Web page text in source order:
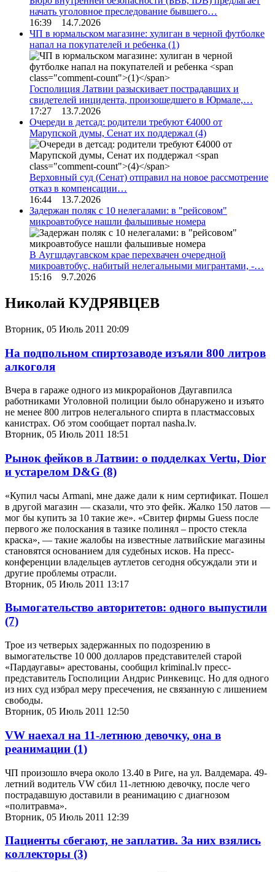
начать уголовное преследование бывшего…
16:39 14.7.2026
ЧП в юрмальском магазине: хулиган в черной футболке
напал на покупателей и ребенка (1)
Госполиция Латвии разыскивает пострадавших и
свидетелей инцидента, произошедшего в Юрмале,…
17:27 13.7.2026
Очереди в детсад: родители требуют €4000 от
Марупской думы, Сенат их поддержал (4)
Верховный суд (Сенат) отправил на новое рассмотрение
отказ в компенсации…
16:44 13.7.2026
Задержан поляк с 10 нелегалами: в "рейсовом"
микроавтобусе нашли фальшивые номера
В Аугшдаугавском крае перехвачен очередной
микроавтобус, набитый нелегальными мигрантами, -…
15:16 9.7.2026
Николай КУДРЯВЦЕВ
Вторник, 05 Июль 2011 20:09
На подпольном спиртозаводе изъяли 800 литров
алкоголя
Вчера в гараже одного из микрорайонов Даугавпилса
работниками Уголовной полиции было обнаружено и изъято
не менее 800 литров нелегального спирта в пластмассовых
канистрах. Об этом сообщает портал nasha.lv.
Вторник, 05 Июль 2011 18:51
Рынок фейков в Латвии: о подделках Vertu, Dior
и устарелом D&G (8)
«Купил часы Armani, мне даже дали к ним сертификат. Пошел
в другой магазин — сказали, что это фейк. Жалко 150 латов —
мог бы купить за 10 такие же». «Свитер фирмы Guess после
первого же полоскания в тазике полинял – просто стекла
краска», — такие жалобы на известные латвийские магазины
становятся основанием для судебных исков. На пресс-
конференции владельцев аутлетов сегодня обсуждали эти и
другие проблемы отрасли.
Вторник, 05 Июль 2011 13:17
Вымогательство авторитетов: одного выпустили
(7)
Трое из четверых задержанных по подозрению в
вымогательстве 10 000 долларов представителей старой
«Пардаугавы» арестованы, сообщил kriminal.lv пресс-
представитель Госполиции Андрис Ринкевицс. Но для одного
из них суд избрал меру пресечения, не связанную с лишением
свободы.
Вторник, 05 Июль 2011 12:50
VW наехал на 11-летнюю девочку, она в
реанимации (1)
ЧП произошло вчера около 13.40 в Риге, на ул. Валдемара. 49-
летний водитель VW сбил 11-летнюю девочку, после чего
пострадавшую доставили в реанимацию с диагнозом
«политравма».
Вторник, 05 Июль 2011 12:39
Пациенты сбегают, не заплатив. За них взялись
коллекторы (3)